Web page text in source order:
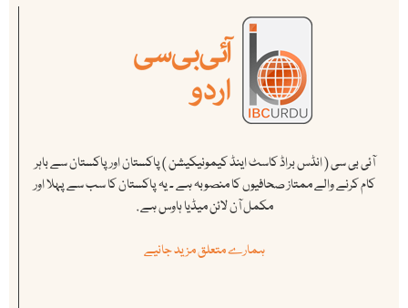
آئی بی سی ( انڈس براڈ کاسٹ اینڈ کیمونیکیشن ) پاکستان اور پاکستان سے باہر
کام کرنے والے ممتاز صحافیوں کا منصوبہ ہے ۔ یہ پاکستان کا سب سے پہلا اور
مکمل آن لائن میڈیا ہاوس ہے .
ہمارے متعلق مزید جانیے